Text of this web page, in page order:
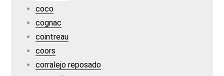
coco
cognac
cointreau
coors
corralejo reposado